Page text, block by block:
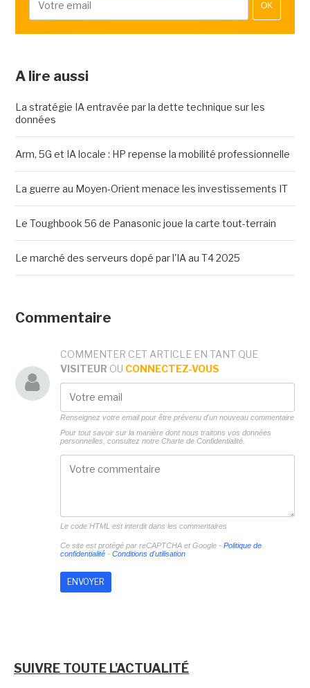
OK
A lire aussi
La stratégie IA entravée par la dette technique sur les
données
Arm, 5G et IA locale : HP repense la mobilité professionnelle
La guerre au Moyen-Orient menace les investissements IT
Le Toughbook 56 de Panasonic joue la carte tout-terrain
Le marché des serveurs dopé par l'IA au T4 2025
Commentaire
COMMENTER CET ARTICLE EN TANT QUE
VISITEUR OU CONNECTEZ-VOUS
Renseignez votre email pour être prévenu d'un nouveau commentaire
Pour tout savoir sur la manière dont nous traitons vos données
personnelles, consultez notre Charte de Confidentialité.
Le code HTML est interdit dans les commentaires
Ce site est protégé par reCAPTCHA et Google - Politique de
confidentialité- Conditions d'utilisation
SUIVRE TOUTE L'ACTUALITÉ